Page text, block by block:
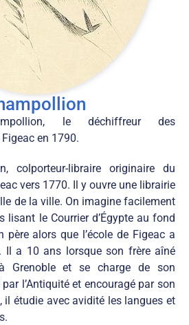
le déchiffreur des
en 1790.
colporteur-libraire originaire du
vers 1770. Il y ouvre une librairie
de la ville. On imagine facilement
lisant le Courrier d’Égypte au fond
alors que l’école de Figeac a
Il a 10 ans lorsque son frère aîné
Grenoble et se charge de son
l’Antiquité et encouragé par son
il étudie avec avidité les langues et